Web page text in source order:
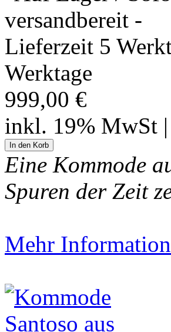
Werktage
999,00 €
inkl. 19% MwSt
Eine Kommode
Spuren der Zeit
Mehr